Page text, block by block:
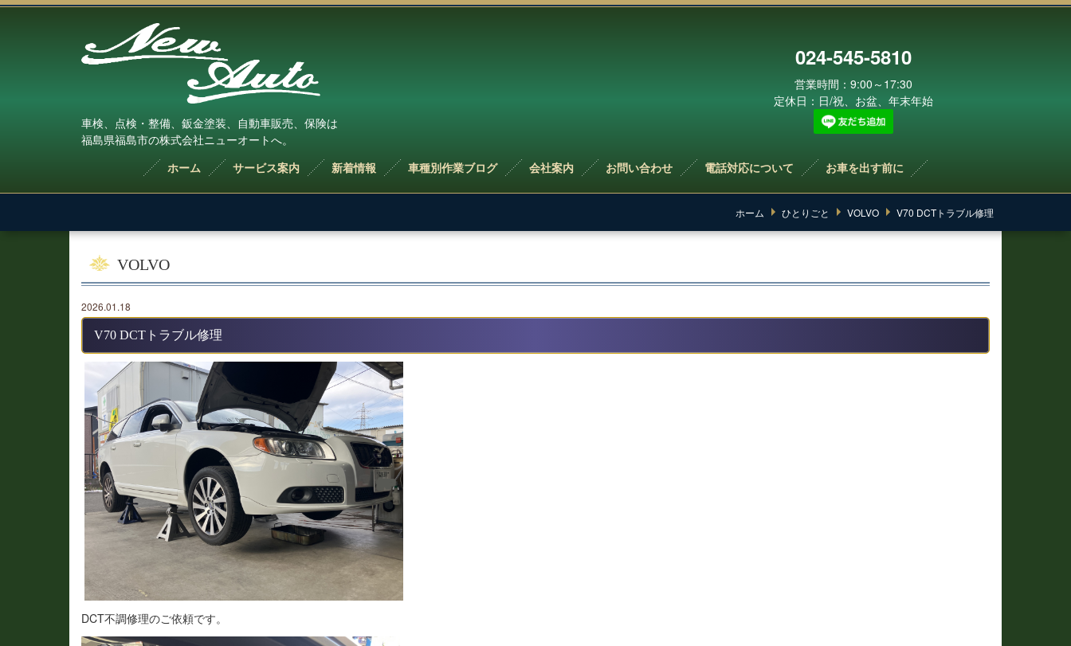
車検、点検・整備、鈑金塗装、自動車販売、保険は
福島県福島市の株式会社ニューオートへ。
024-545-5810
営業時間：9:00～17:30
定休日：日/祝、お盆、年末年始
ホーム サービス案内 新着情報 車種別作業ブログ 会社案内 お問い合わせ 電話対応について お車を出す前に
ホーム ひとりごと VOLVO V70 DCTトラブル修理
VOLVO
2026.01.18
V70 DCTトラブル修理
DCT不調修理のご依頼です。